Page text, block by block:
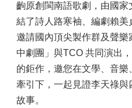
齣原創閩南語歌劇，由國
結了詩人路寒袖、編劇賴
邀請國內頂尖製作群及聲
中劇團」與TCO 共同演出
的鉅作，邀您在文學、音
牽引下，一起見證李天祿
故事。